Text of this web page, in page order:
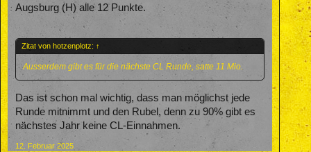
Augsburg (H) alle 12 Punkte.
Zitat von hotzenplotz: ↑
Ausserdem gibt es für die nächste CL Runde, satte 11 Mio.
Das ist schon mal wichtig, dass man möglichst jede
Runde mitnimmt und den Rubel, denn zu 90% gibt es
nächstes Jahr keine CL-Einnahmen.
12. Februar 2025